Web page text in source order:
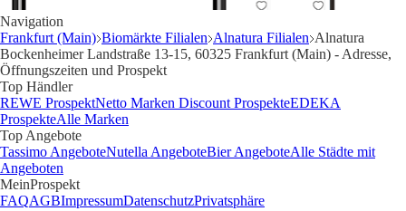
Navigation
Frankfurt (Main) Biomärkte Filialen Alnatura Filialen Alnatura
Bockenheimer Landstraße 13-15, 60325 Frankfurt (Main) - Adresse,
Öffnungszeiten und Prospekt
Top Händler
REWE ProspektNetto Marken Discount ProspekteEDEKA
ProspekteAlle Marken
Top Angebote
Tassimo AngeboteNutella AngeboteBier AngeboteAlle Städte mit
Angeboten
MeinProspekt
FAQAGBImpressumDatenschutzPrivatsphäre